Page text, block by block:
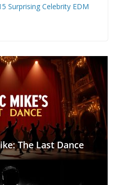
Surprising Celebrity EDM
The Last Dance